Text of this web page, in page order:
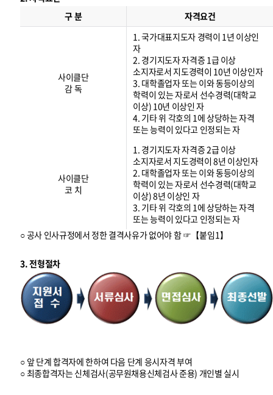
구 분 자격요건
사이클단
감 독
1. 국가대표지도자 경력이 1년 이상인
자
2. 경기지도자 자격증 1급 이상
소지자로서 지도경력이 10년 이상인자
3. 대학졸업자 또는 이와 동등이상의
학력이 있는 자로서 선수경력(대학교
이상) 10년 이상인 자
4. 기타 위 각호의 1에 상당하는 자격
또는 능력이 있다고 인정되는 자
사이클단
코 치
1. 경기지도자 자격증 2급 이상
소지자로서 지도경력이 8년 이상인자
2. 대학졸업자 또는 이와 동등이상의
학력이 있는 자로서 선수경력(대학교
이상) 8년 이상인 자
3. 기타 위 각호의 1에 상당하는 자격
또는 능력이 있다고 인정되는 자
○ 공사 인사규정에서 정한 결격사유가 없어야 함 ☞【붙임1】
3. 전형절차
○ 앞 단계 합격자에 한하여 다음 단계 응시자격 부여
○ 최종합격자는 신체검사(공무원채용신체검사 준용) 개인별 실시